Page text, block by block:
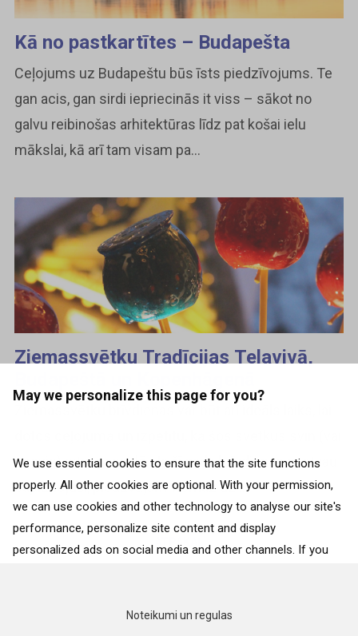
May we personalize this page for you?
We use essential cookies to ensure that the site functions
properly. All other cookies are optional. With your permission,
we can use cookies and other technology to analyse our site's
performance, personalize site content and display
personalized ads on social media and other channels. If you
interactions with the site, click on “Adjust selection”. To reject
Kā no pastkartītes – Budapešta
Ceļojums uz Budapeštu būs īsts piedzīvojums. Te
gan acis, gan sirdi iepriecinās it viss – sākot no
galvu reibinošas arhitektūras līdz pat košai ielu
mākslai, kā arī tam visam pa...
Ziemassvētku Tradīcijas Telavivā,
nesvin) citur pasaulē. Ja šī gada brīvdienas esat jau
saplānojuši, piedāvājam vismaz uz...
Noteikumi un regulas